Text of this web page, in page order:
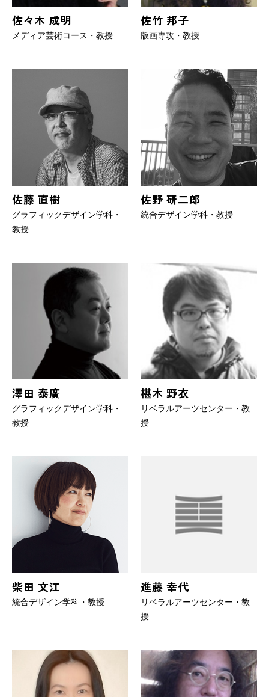
佐々木 成明
メディア芸術コース・教授
佐竹 邦子
版画専攻・教授
佐藤 直樹
グラフィックデザイン学科・
教授
佐野 研二郎
統合デザイン学科・教授
澤田 泰廣
グラフィックデザイン学科・
教授
椹木 野衣
リベラルアーツセンター・教
授
柴田 文江
統合デザイン学科・教授
進藤 幸代
リベラルアーツセンター・教
授